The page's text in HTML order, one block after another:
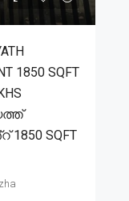
1850 SQFT
SQFT